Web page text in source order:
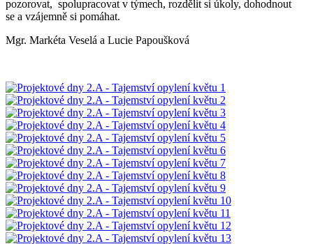
pozorovat, spolupracovat v týmech, rozdělit si úkoly, dohodnout
se a vzájemně si pomáhat.
Mgr. Markéta Veselá a Lucie Papoušková